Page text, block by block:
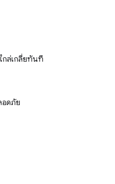
กล่เกลี่ยทันที
อดภัย